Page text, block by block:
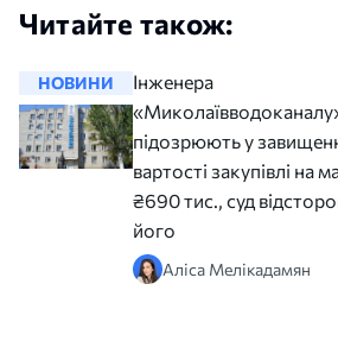
Читайте також:
НОВИНИ
Інженера
підозрюють у
вартості закупівлі на
₴690 тис., суд
його
Аліса Мелікадамян